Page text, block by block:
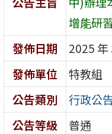
增能研
發佈日期
2025 年
發佈單位
特教組
公告類別
行政公
公告等級
普通